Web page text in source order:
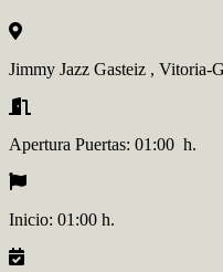
Jimmy Jazz Gasteiz , Vitoria-
Apertura Puertas: 01:00 h.
Inicio: 01:00 h.